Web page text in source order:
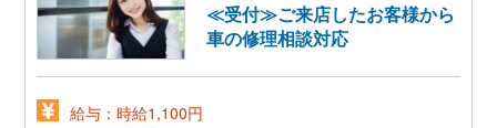
≪受付≫ご来店したお客様から
車の修理相談対応
給与：時給1,100円